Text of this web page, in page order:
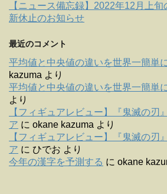
【ニュース備忘録】2022年12月上
新休止のお知らせ
最近のコメント
平均値と中央値の違いを世界一簡単
kazuma より
平均値と中央値の違いを世界一簡単
より
【フィギュアレビュー】『鬼滅の刃
ア に okane kazuma より
【フィギュアレビュー】『鬼滅の刃
ア に ひでお より
今年の漢字を予測する に okane